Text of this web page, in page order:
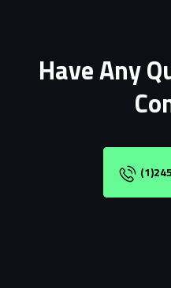
Have Any